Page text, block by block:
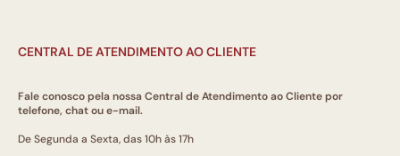
CENTRAL DE ATENDIMENTO AO CLIENTE
Fale conosco pela nossa Central de Atendimento ao Cliente por
telefone, chat ou e-mail.
De Segunda a Sexta, das 10h às 17h